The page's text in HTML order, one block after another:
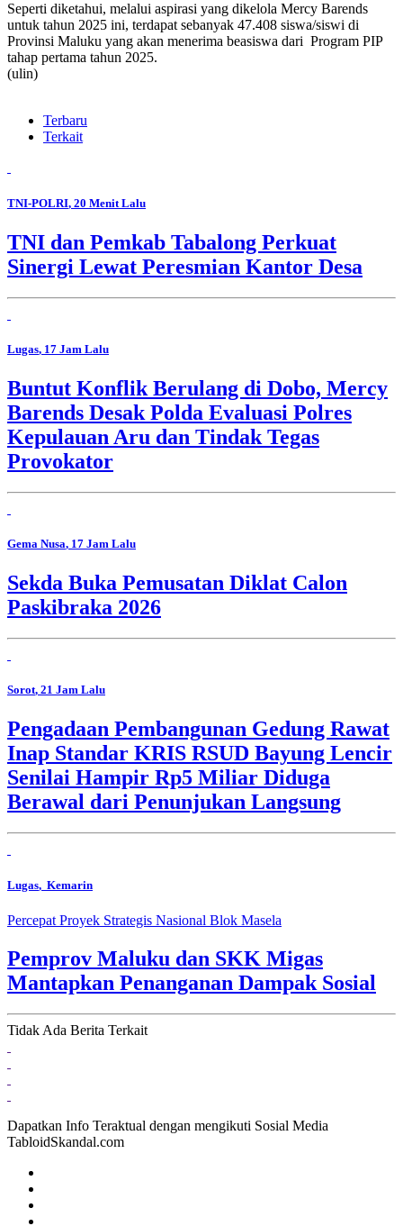
Seperti diketahui, melalui aspirasi yang dikelola Mercy Barends
untuk tahun 2025 ini, terdapat sebanyak 47.408 siswa/siswi di
Provinsi Maluku yang akan menerima beasiswa dari Program PIP
tahap pertama tahun 2025.
(ulin)
Terbaru
Terkait
TNI-POLRI, 20 Menit Lalu
TNI dan Pemkab Tabalong Perkuat
Sinergi Lewat Peresmian Kantor Desa
Lugas, 17 Jam Lalu
Buntut Konflik Berulang di Dobo, Mercy
Barends Desak Polda Evaluasi Polres
Kepulauan Aru dan Tindak Tegas
Provokator
Gema Nusa, 17 Jam Lalu
Sekda Buka Pemusatan Diklat Calon
Paskibraka 2026
Sorot, 21 Jam Lalu
Pengadaan Pembangunan Gedung Rawat
Inap Standar KRIS RSUD Bayung Lencir
Senilai Hampir Rp5 Miliar Diduga
Berawal dari Penunjukan Langsung
Lugas, Kemarin
Percepat Proyek Strategis Nasional Blok Masela
Pemprov Maluku dan SKK Migas
Mantapkan Penanganan Dampak Sosial
Tidak Ada Berita Terkait
Dapatkan Info Teraktual dengan mengikuti Sosial Media
TabloidSkandal.com